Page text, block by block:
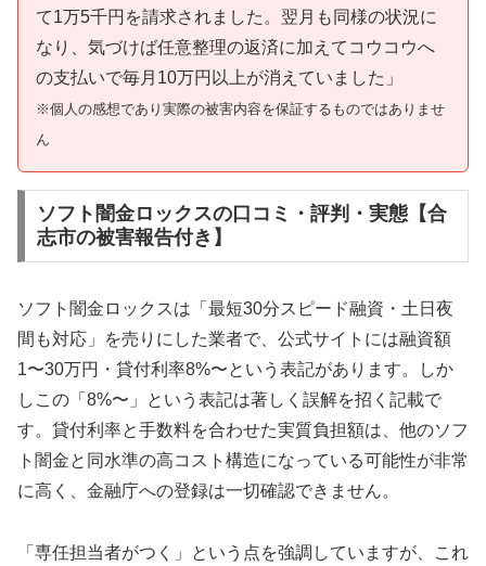
て1万5千円を請求されました。翌月も同様の状況に
なり、気づけば任意整理の返済に加えてコウコウへ
の支払いで毎月10万円以上が消えていました」
※個人の感想であり実際の被害内容を保証するものではありませ
ん
ソフト闇金ロックスの口コミ・評判・実態【合
志市の被害報告付き】
ソフト闇金ロックスは「最短30分スピード融資・土日夜
間も対応」を売りにした業者で、公式サイトには融資額
1〜30万円・貸付利率8%〜という表記があります。しか
しこの「8%〜」という表記は著しく誤解を招く記載で
す。貸付利率と手数料を合わせた実質負担額は、他のソフ
ト闇金と同水準の高コスト構造になっている可能性が非常
に高く、金融庁への登録は一切確認できません。
「専任担当者がつく」という点を強調していますが、これ